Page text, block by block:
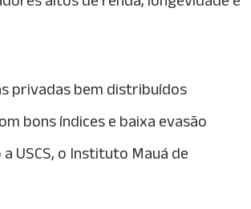
privadas bem distribuídos
bons índices e baixa evasão
USCS, o Instituto Mauá de